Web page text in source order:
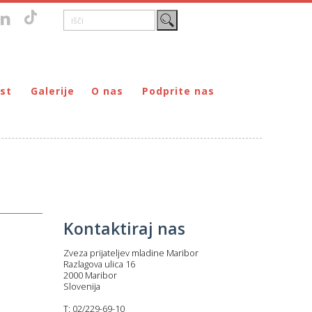
prijateljev mladine Maribor
Galerije O nas
Poslanstvo
Partnerji
Podprite nas
DONIRAJ – za pravne osebe
Kontaktiraj nas
Zveza prijateljev mladine Maribor
Razlagova ulica 16
2000 Maribor
Slovenija
T: 02/229-69-10